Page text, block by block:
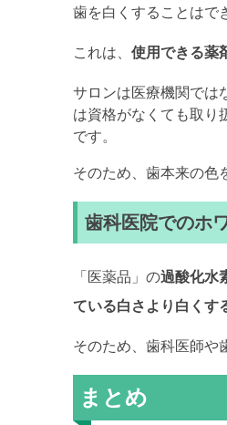
歯を白くすることはで
これは、 使用できる薬
サロンは医療機関では
は資格がなくても取り
です。
そのため、歯本来の色
歯科医院でのホ
「医薬品」の過酸化水
ている白さより白くす
そのため、歯科医師や
まとめ